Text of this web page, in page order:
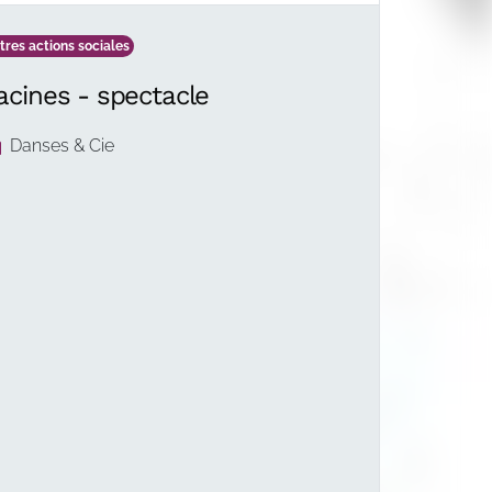
actions sociales
- spectacle
Danses & Cie